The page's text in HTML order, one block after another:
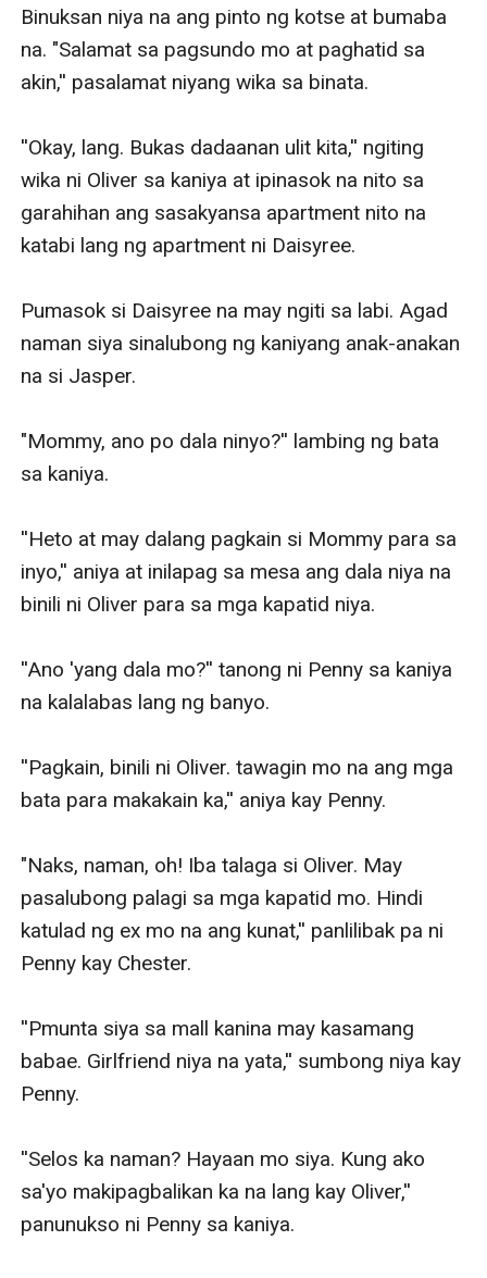
Binuksan niya na ang pinto ng kotse at bumaba
na. "Salamat sa pagsundo mo at paghatid sa
akin,'' pasalamat niyang wika sa binata.
''Okay, lang. Bukas dadaanan ulit kita,'' ngiting
wika ni Oliver sa kaniya at ipinasok na nito sa
garahihan ang sasakyansa apartment nito na
katabi lang ng apartment ni Daisyree.
Pumasok si Daisyree na may ngiti sa labi. Agad
naman siya sinalubong ng kaniyang anak-anakan
na si Jasper.
"Mommy, ano po dala ninyo?'' lambing ng bata
sa kaniya.
''Heto at may dalang pagkain si Mommy para sa
inyo,'' aniya at inilapag sa mesa ang dala niya na
binili ni Oliver para sa mga kapatid niya.
''Ano 'yang dala mo?'' tanong ni Penny sa kaniya
na kalalabas lang ng banyo.
''Pagkain, binili ni Oliver. tawagin mo na ang mga
bata para makakain ka,'' aniya kay Penny.
"Naks, naman, oh! Iba talaga si Oliver. May
pasalubong palagi sa mga kapatid mo. Hindi
katulad ng ex mo na ang kunat,'' panlilibak pa ni
Penny kay Chester.
''Pmunta siya sa mall kanina may kasamang
babae. Girlfriend niya na yata,'' sumbong niya kay
Penny.
''Selos ka naman? Hayaan mo siya. Kung ako
sa'yo makipagbalikan ka na lang kay Oliver,''
panunukso ni Penny sa kaniya.